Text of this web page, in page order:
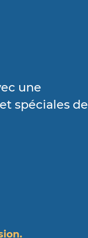
une
spéciales de